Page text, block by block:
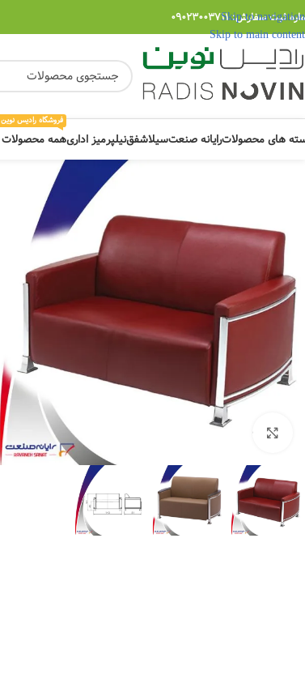
Skip to navigation
Skip to main content
ثبت سفارش: 09023003711
های محصولاترایانه صنعتسیلاشفقنیلپرمیز اداریهمه محصولات
فروشگاه رادیس نوین
بزرگنمایی تصویر